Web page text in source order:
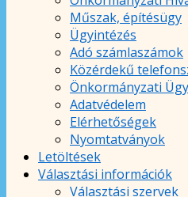
Műszak, építésügy
Ügyintézés
Adó számlaszámok
Közérdekű
Önkormányzati
Adatvédelem
Elérhetőségek
Nyomtatványok
Letöltések
Választási információk
Választási szervek